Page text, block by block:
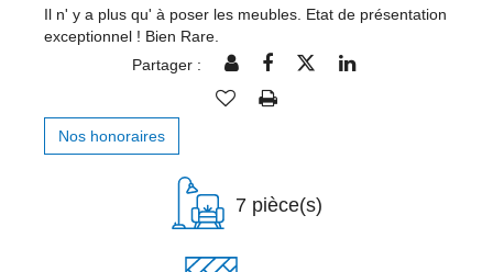
Il n' y a plus qu' à poser les meubles. Etat de présentation
exceptionnel ! Bien Rare.
Partager :
Nos honoraires
7 pièce(s)